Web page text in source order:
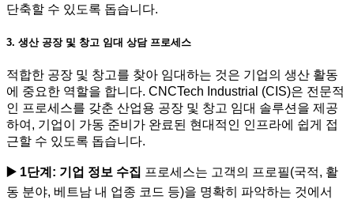
단축할 수 있도록 돕습니다.
3. 생산 공장 및 창고 임대 상담 프로세스
적합한 공장 및 창고를 찾아 임대하는 것은 기업의 생산 활동
에 중요한 역할을 합니다. CNCTech Industrial (CIS)은 전문적
인 프로세스를 갖춘 산업용 공장 및 창고 임대 솔루션을 제공
하여, 기업이 가동 준비가 완료된 현대적인 인프라에 쉽게 접
근할 수 있도록 돕습니다.
▶️ 1단계: 기업 정보 수집 프로세스는 고객의 프로필(국적, 활
동 분야, 베트남 내 업종 코드 등)을 명확히 파악하는 것에서